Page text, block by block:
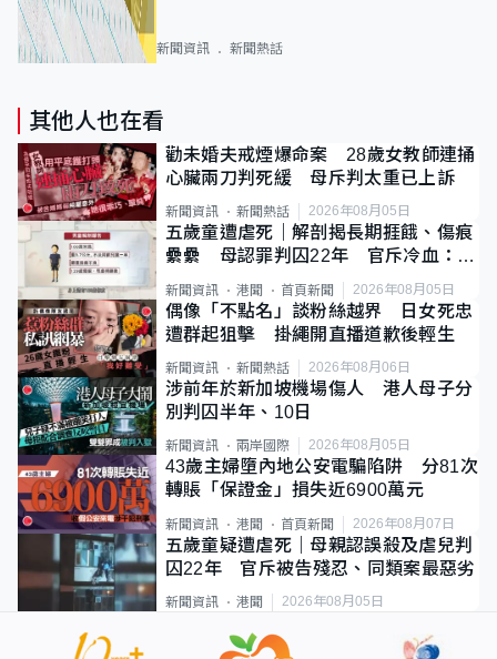
新聞資訊 新聞熱話
其他人也在看
勸未婚夫戒煙爆命案 28歲女教師連捅
心臟兩刀判死緩 母斥判太重已上訴
新聞資訊 新聞熱話 2026年08月05日
五歲童遭虐死｜解剖揭長期捱餓、傷痕
纍纍 母認罪判囚22年 官斥冷血：同
類案最惡劣
新聞資訊 港聞 首頁新聞 2026年08月05日
偶像「不點名」談粉絲越界 日女死忠
遭群起狙擊 掛繩開直播道歉後輕生
新聞資訊 新聞熱話 2026年08月06日
涉前年於新加坡機場傷人 港人母子分
別判囚半年、10日
新聞資訊 兩岸國際 2026年08月05日
43歲主婦墮內地公安電騙陷阱 分81次
轉賬「保證金」損失近6900萬元
新聞資訊 港聞 首頁新聞 2026年08月07日
五歲童疑遭虐死｜母親認誤殺及虐兒判
囚22年 官斥被告殘忍、同類案最惡劣
新聞資訊 港聞 2026年08月05日